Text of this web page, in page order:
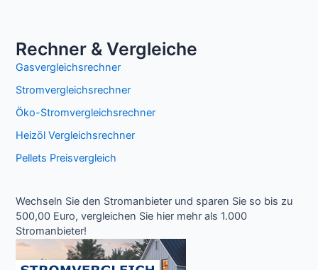
Rechner & Vergleiche
Gasvergleichsrechner
Stromvergleichsrechner
Öko-Stromvergleichsrechner
Heizöl Vergleichsrechner
Pellets Preisvergleich
Wechseln Sie den Stromanbieter und sparen Sie so bis zu
500,00 Euro, vergleichen Sie hier mehr als 1.000
Stromanbieter!